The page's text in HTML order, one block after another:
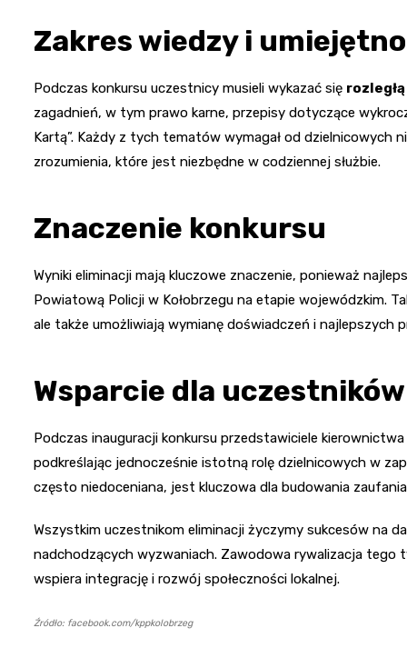
Zakres wiedzy i
Podczas konkursu uczestnicy musieli wykazać się
zagadnień, w tym prawo karne, przepisy dotyczące
Kartą”. Każdy z tych tematów wymagał od
zrozumienia, które jest niezbędne w codziennej służbie.
Znaczenie konkursu
Wyniki eliminacji mają kluczowe znaczenie, ponieważ
Powiatową Policji w Kołobrzegu na etapie wojewódzkim.
ale także umożliwiają wymianę doświadczeń i najlepszych
Wsparcie dla uczestników
Podczas inauguracji konkursu przedstawiciele
podkreślając jednocześnie istotną rolę dzielnicowych w
często niedoceniana, jest kluczowa dla budowania
Wszystkim uczestnikom eliminacji życzymy sukcesów na
nadchodzących wyzwaniach. Zawodowa rywalizacja tego
wspiera integrację i rozwój społeczności lokalnej.
Źródło: facebook.com/kppkolobrzeg